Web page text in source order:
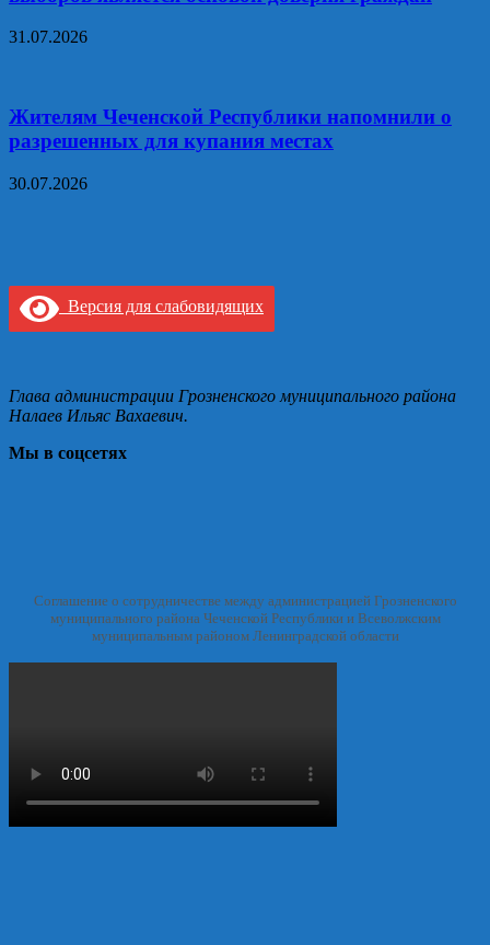
31.07.2026
Жителям Чеченской Республики напомнили о
разрешенных для купания местах
30.07.2026
Версия для слабовидящих
Глава администрации Грозненского муниципального района
Налаев Ильяс Вахаевич.
Мы в соцсетях
Соглашение о сотрудничестве между администрацией Грозненского
муниципального района Чеченской Республики и Всеволжским
муниципальным районом Ленинградской области